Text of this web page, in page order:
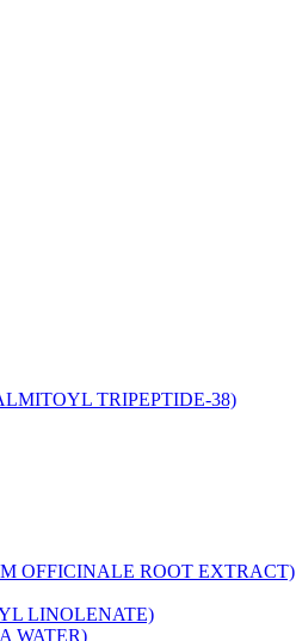
TRIPEPTIDE-38)
OFFICINALE ROOT EXTRACT)
LINOLENATE)
WATER)